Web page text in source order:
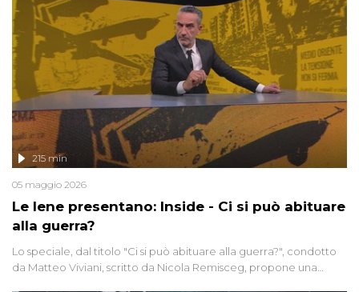
Le Iene presentano: Inside - Ci si può abituare
alla guerra?
215 min
05 maggio 2026
Lo speciale, dal titolo "Ci si può abituare alla guerra?", condotto
da Matteo Viviani, scritto da Nicola Remisceg, propone una